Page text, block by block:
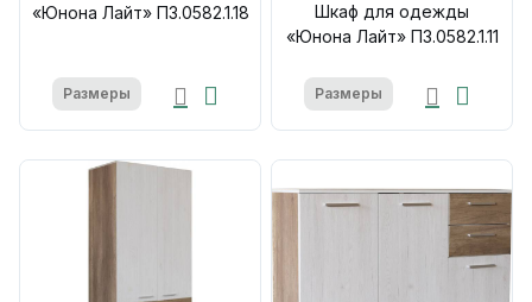
«Юнона Лайт» П3.0582.1.18
Размеры
Шкаф для одежды
«Юнона Лайт» П3.0582.1.11
Размеры